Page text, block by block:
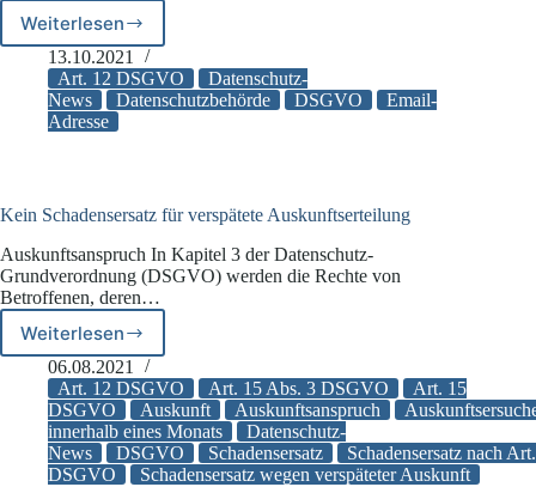
Weiterlesen
Eingabe
von
falscher
E-
Mail-
Datenschutzverstoß
13.10.2021
Art. 12 DSGVO
Datenschutz-
News
Datenschutzbehörde DSGVO
Email-
Adresse
Kein Schadensersatz für verspätete Auskunftserteilung
Auskunftsanspruch In Kapitel 3 der Datenschutz-
Grundverordnung (DSGVO) werden die Rechte von
Betroffenen, deren…
Weiterlesen
Kein
Schadensersatz
für
verspätete
Auskunftserteilung
06.08.2021
Art. 12 DSGVO
Art. 15 Abs. 3 DSGVO
Art. 15
DSGVO
Auskunft Auskunftsanspruch
innerhalb eines Monats
Datenschutz-
News
DSGVO Schadensersatz
Schadensersatz nach
DSGVO
Schadensersatz wegen verspäteter Auskunft